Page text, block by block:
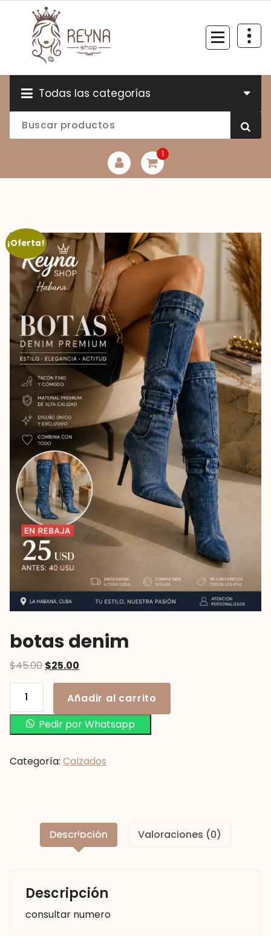
Todas las categorías
1
¡Oferta!
botas denim
$45.00 $25.00
Añadir al carrito
Pedir por Whatsapp
Categoría: Calzados
Descripción Valoraciones (0)
Descripción
consultar numero